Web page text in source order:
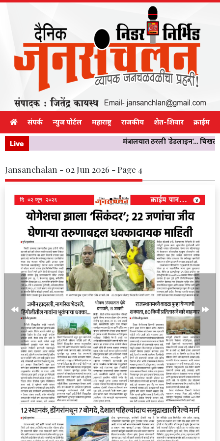
संपर्क न्युज पोर्टल महाराष्ट्र राजकीय शेत-शिवार क्राईम
Live मंत्रालयात ठरली ‘डेडलाइन’…
Jansanchalan - 02 Jun 2026 - Page 4